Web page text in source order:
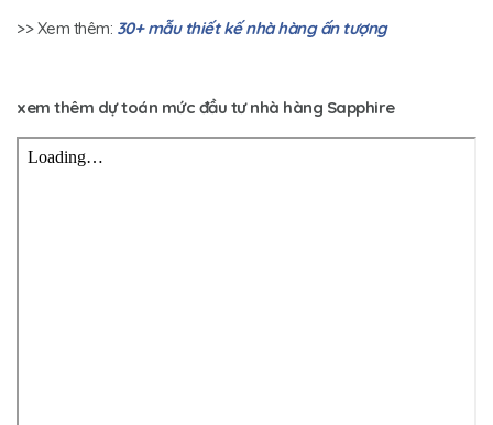
>> Xem thêm: 30+ mẫu thiết kế nhà hàng ấn tượng
xem thêm dự toán mức đầu tư nhà hàng Sapphire